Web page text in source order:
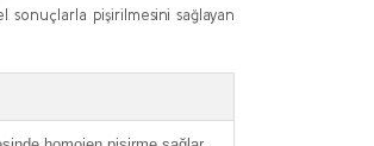
pişirilmesini sağlayan